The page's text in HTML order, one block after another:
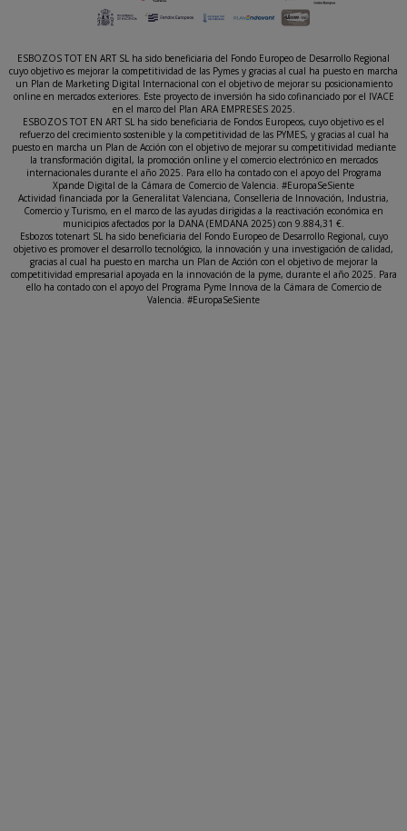
ESBOZOS TOT EN ART SL ha sido beneficiaria del Fondo Europeo de Desarrollo Regional
cuyo objetivo es mejorar la competitividad de las Pymes y gracias al cual ha puesto en marcha
un Plan de Marketing Digital Internacional con el objetivo de mejorar su posicionamiento
online en mercados exteriores. Este proyecto de inversión ha sido cofinanciado por el IVACE
en el marco del Plan ARA EMPRESES 2025.
ESBOZOS TOT EN ART SL ha sido beneficiaria de Fondos Europeos, cuyo objetivo es el
refuerzo del crecimiento sostenible y la competitividad de las PYMES, y gracias al cual ha
puesto en marcha un Plan de Acción con el objetivo de mejorar su competitividad mediante
la transformación digital, la promoción online y el comercio electrónico en mercados
internacionales durante el año 2025. Para ello ha contado con el apoyo del Programa
Xpande Digital de la Cámara de Comercio de Valencia. #EuropaSeSiente
Actividad financiada por la Generalitat Valenciana, Conselleria de Innovación, Industria,
Comercio y Turismo, en el marco de las ayudas dirigidas a la reactivación económica en
municipios afectados por la DANA (EMDANA 2025) con 9.884,31 €.
Esbozos totenart SL ha sido beneficiaria del Fondo Europeo de Desarrollo Regional, cuyo
objetivo es promover el desarrollo tecnológico, la innovación y una investigación de calidad,
gracias al cual ha puesto en marcha un Plan de Acción con el objetivo de mejorar la
competitividad empresarial apoyada en la innovación de la pyme, durante el año 2025. Para
ello ha contado con el apoyo del Programa Pyme Innova de la Cámara de Comercio de
Valencia. #EuropaSeSiente